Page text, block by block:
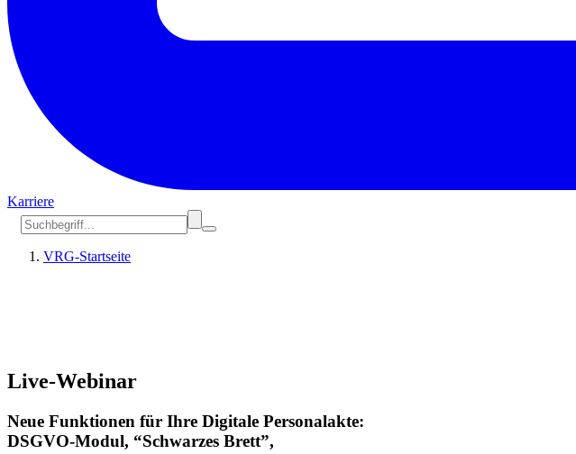
Karriere
VRG-Startseite
Live-Webinar
Neue Funktionen für Ihre Digitale Personalakte:
DSGVO-Modul, “Schwarzes Brett”,